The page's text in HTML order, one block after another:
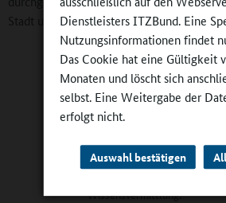
Dienstleisters ITZBund. Eine
Nutzungsinformationen findet
Das Cookie hat eine Gültigkeit
Monaten und löscht sich
selbst. Eine Weitergabe der
erfolgt nicht.
Auswahl bestätigen
Stadt uns eine neue Mensa hinstellt.
Wissensvermittlung.“